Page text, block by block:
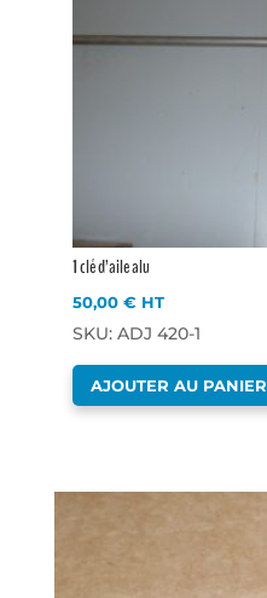
1 clé d’aile alu
50,00 € HT
SKU: ADJ 420-1
AJOUTER AU PANIER